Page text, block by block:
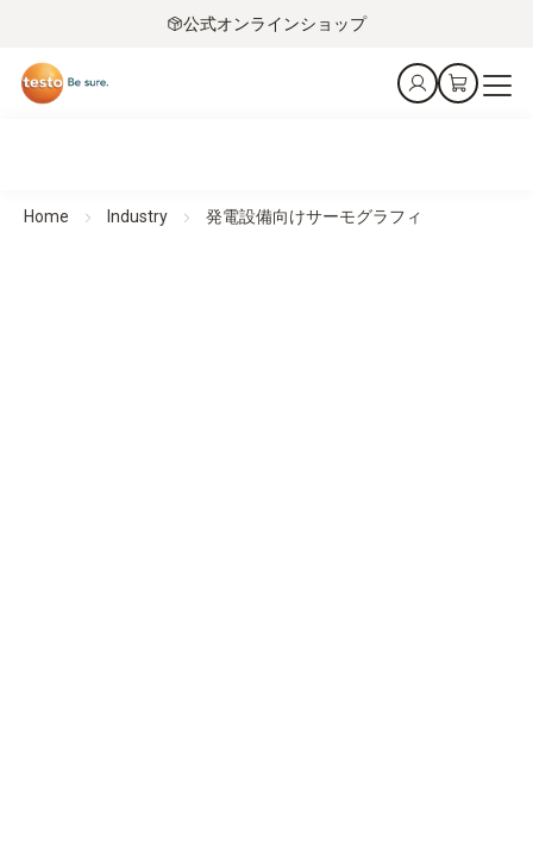
公式オンラインショップ
Home Industry 発電設備向けサーモグラフィ